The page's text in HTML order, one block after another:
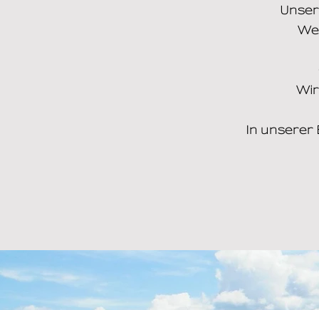
In unserer